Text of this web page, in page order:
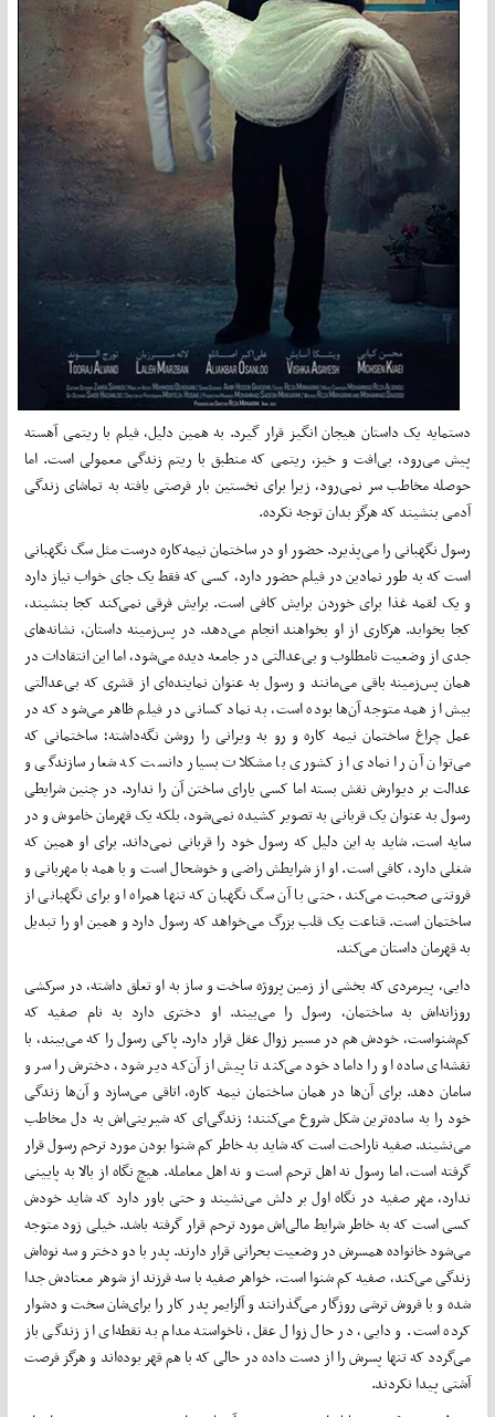
دستمایه یک داستان هیجان انگیز قرار گیرد. به همین دلیل، فیلم با ریتمی آهسته
پیش می‌رود، بی‌افت و خیز، ریتمی که منطبق با ریتم زندگی معمولی است. اما
حوصله مخاطب سر نمی‌رود، زیرا برای نخستین بار فرصتی یافته به تماشای زندگی
آدمی بنشیند که هرگز بدان توجه نکرده.
رسول نگهبانی را می‌پذیرد. حضور او در ساختمان نیمه‌کاره درست مثل سگ نگهبانی
است که به طور نمادین در فیلم حضور دارد، کسی که فقط یک جای خواب نیاز دارد
و یک لقمه غذا برای خوردن برایش کافی است. برایش فرقی نمی‌کند کجا بنشیند،
کجا بخوابد. هرکاری از او بخواهند انجام می‌دهد. در پس‌زمینه داستان، نشانه‌های
جدی از وضعیت نامطلوب و بی‌عدالتی در جامعه دیده می‌شود، اما این انتقادات در
همان پس‌زمینه باقی می‌مانند و رسول به عنوان نماینده‌ای از قشری که بی‌عدالتی
بیش از همه متوجه آن‌ها بوده است، به نماد کسانی در فیلم ظاهر می‌شود که در
عمل چراغ ساختمان نیمه کاره و رو به ویرانی را روشن نگه‌داشته؛ ساختمانی که
می‌توان آن را نمادی از کشوری با مشکلات بسیار دانست که شعار سازندگی و
عدالت بر دیوارش نقش بسته اما کسی یارای ساختن آن را ندارد. در چنین شرایطی
رسول به عنوان یک قربانی به تصویر کشیده نمی‌شود، بلکه یک قهرمان خاموش و در
سایه است. شاید به این دلیل که رسول خود را قربانی نمی‌داند. برای او همین که
شغلی دارد، کافی است. او از شرایطش راضی و خوشحال است و با همه با مهربانی و
فروتنی صحبت می‌کند، حتی با آن سگ نگهبان که تنها همراه او برای نگهبانی از
ساختمان است. قناعت یک قلب بزرگ می‌خواهد که رسول دارد و همین او را تبدیل
به قهرمان داستان می‌کند.
دایی، پیرمردی که بخشی از زمین پروژه ساخت و ساز به او تعلق داشته، در سرکشی
روزانه‌اش به ساختمان، رسول را می‌بیند. او دختری دارد به نام صفیه که
کم‌شنواست، خودش هم در مسیر زوال عقل قرار دارد. پاکی رسول را که می‌بیند، با
نقشه‌ای ساده او را داماد خود می‌کند تا پیش از آن‌که دیر شود، دخترش را سر و
سامان دهد. برای آن‌ها در همان ساختمان نیمه کاره، اتاقی می‌سازد و آن‌ها زندگی
خود را به ساده‌ترین شکل شروع می‌کنند؛ زندگی‌ای که شیرینی‌اش به دل مخاطب
می‌نشیند. صفیه ناراحت است که شاید به خاطر کم شنوا بودن مورد ترحم رسول قرار
گرفته است، اما رسول نه اهل ترحم است و نه اهل معامله. هیچ نگاه از بالا به پایینی
ندارد، مهر صفیه در نگاه اول بر دلش می‌نشیند و حتی باور دارد که شاید خودش
کسی است که به خاطر شرایط مالی‌اش مورد ترحم قرار گرفته باشد. خیلی زود متوجه
می‌شود خانواده همسرش در وضعیت بحرانی قرار دارند. پدر با دو دختر و سه نوه‌اش
زندگی می‌کند، صفیه کم شنوا است، خواهر صفیه با سه فرزند از شوهر معتادش جدا
شده و با فروش ترشی روزگار می‌گذرانند و آلزایمر پدر کار را برای‌شان سخت و دشوار
کرده است. و دایی، در حال زوال عقل، ناخواسته مدام به نقطه‌ای از زندگی باز
می‌گردد که تنها پسرش را از دست داده در حالی که با هم قهر بوده‌اند و هرگز فرصت
آشتی پیدا نکردند.